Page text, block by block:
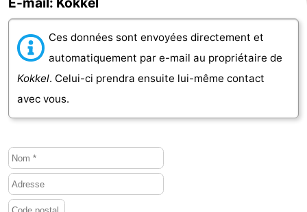
Route
Stationnement
Courtier
Adresses
Hollande-
Méridionale
-
Ces données sont envoyées directement et
automatiquement par e-mail au propriétaire de
Kokkel. Celui-ci prendra ensuite lui-même contact
avec vous.